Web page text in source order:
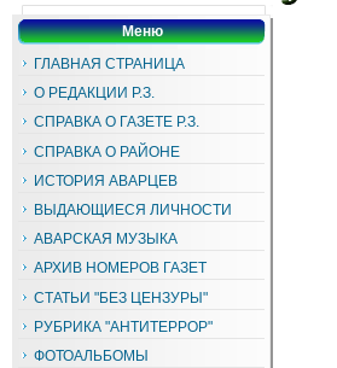
Меню
ГЛАВНАЯ СТРАНИЦА
О РЕДАКЦИИ Р.З.
СПРАВКА О ГАЗЕТЕ Р.З.
СПРАВКА О РАЙОНЕ
ИСТОРИЯ АВАРЦЕВ
ВЫДАЮЩИЕСЯ ЛИЧНОСТИ
АВАРСКАЯ МУЗЫКА
АРХИВ НОМЕРОВ ГАЗЕТ
СТАТЬИ "БЕЗ ЦЕНЗУРЫ"
РУБРИКА "АНТИТЕРРОР"
ФОТОАЛЬБОМЫ